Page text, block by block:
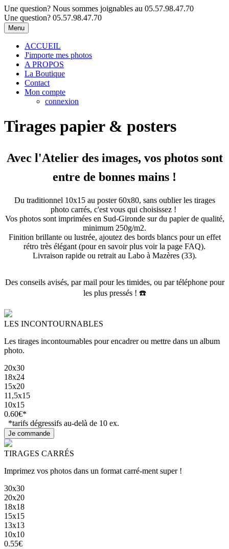
Une question? Nous sommes joignables au 05.57.98.47.70
Une question? 05.57.98.47.70
Menu
ACCUEIL
J'importe mes photos
A PROPOS
La Boutique
Contact
Mon compte
connexion
Tirages papier & posters
Avec l'Atelier des images, vos photos sont
entre de bonnes mains !
Du traditionnel 10x15 au poster 60x80, sans oublier les tirages
photo carrés, c'est vous qui choisissez !
Vos photos sont imprimées en Sud-Gironde sur du papier de qualité,
minimum 250g/m2.
Finition brillante ou lustrée, ajoutez des bords blancs pour un effet
rétro très élégant (pour en savoir plus voir la page FAQ).
Livraison rapide ou retrait au Labo à Mazères (33).
Des conseils avisés, par mail pour les timides, ou par téléphone pour
les plus pressés ! ☎️
LES INCONTOURNABLES
Les tirages incontournables pour encadrer ou mettre dans un album
photo.
20x30
18x24
15x20
11,5x15
10x15
0.60€*
*tarifs dégressifs au-delà de 10 ex.
TIRAGES CARRÉS
Imprimez vos photos dans un format carré-ment super !
30x30
20x20
18x18
15x15
13x13
10x10
0.55€